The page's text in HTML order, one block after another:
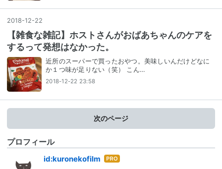
2018-12-22
【雑食な雑記】ホストさんがおばあちゃんのケアを
するって発想はなかった。
近所のスーパーで買ったおやつ。美味しいんだけどなに
か１つ味が足りない（笑） こん…
2018-12-22 23:58
次のページ
プロフィール
id:kuronekofilm はて